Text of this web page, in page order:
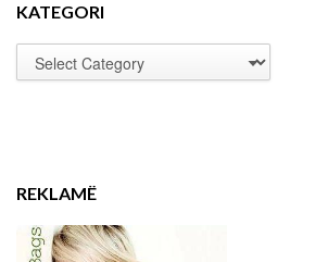
KATEGORI
REKLAMË